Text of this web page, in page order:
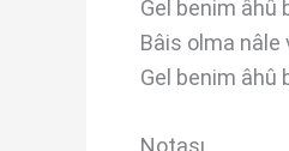
Gel benim âhû
Bâis olma nâle
Gel benim âhû
Notası